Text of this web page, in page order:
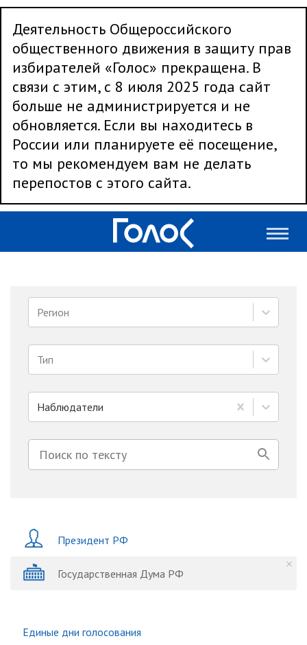
Деятельность Общероссийского
общественного движения в защиту прав
избирателей «Голос» прекращена. В
связи с этим, с 8 июля 2025 года сайт
больше не администрируется и не
обновляется. Если вы находитесь в
России или планируете её посещение,
то мы рекомендуем вам не делать
перепостов с этого сайта.
Регион
Тип
Наблюдатели
Президент РФ
Государственная Дума РФ
Единые дни голосования